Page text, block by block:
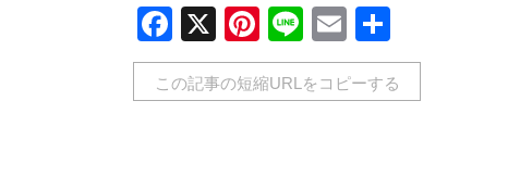
Facebook
X Pinterest
LineEmail
有
この記事の短縮URLをコピーする